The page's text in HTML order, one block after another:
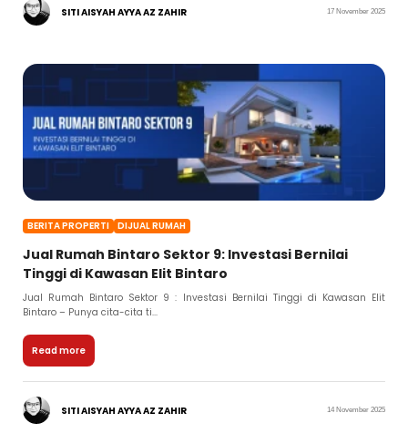
SITI AISYAH AYYA AZ ZAHIR 17 November 2025
BERITA PROPERTI DIJUAL RUMAH
Jual Rumah Bintaro Sektor 9: Investasi Bernilai
Tinggi di Kawasan Elit Bintaro
Jual Rumah Bintaro Sektor 9 : Investasi Bernilai Tinggi di Kawasan Elit
Bintaro – Punya cita-cita ti...
Read more
SITI AISYAH AYYA AZ ZAHIR 14 November 2025